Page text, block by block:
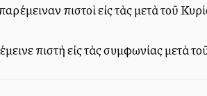
πιστοὶ εἰς τὰς μετὰ τοῦ
πιστὴ εἰς τὰς συμφωνίας μετὰ